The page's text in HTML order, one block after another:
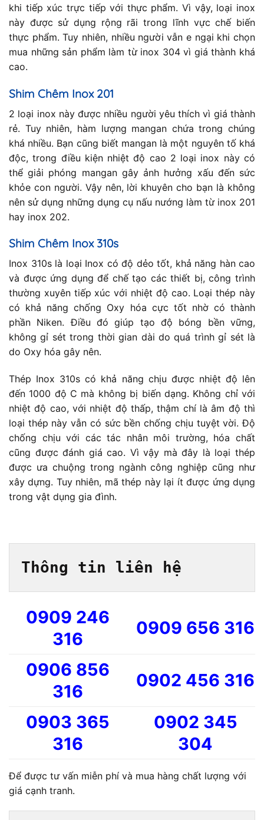
khi tiếp xúc trực tiếp với thực phẩm. Vì vậy, loại inox
này được sử dụng rộng rãi trong lĩnh vực chế biến
thực phẩm. Tuy nhiên, nhiều người vẫn e ngại khi chọn
mua những sản phẩm làm từ inox 304 vì giá thành khá
cao.
Shim Chêm Inox 201
2 loại inox này được nhiều người yêu thích vì giá thành
rẻ. Tuy nhiên, hàm lượng mangan chứa trong chúng
khá nhiều. Bạn cũng biết mangan là một nguyên tố khá
độc, trong điều kiện nhiệt độ cao 2 loại inox này có
thể giải phóng mangan gây ảnh hưởng xấu đến sức
khỏe con người. Vậy nên, lời khuyên cho bạn là không
nên sử dụng những dụng cụ nấu nướng làm từ inox 201
hay inox 202.
Shim Chêm Inox 310s
Inox 310s là loại Inox có độ dẻo tốt, khả năng hàn cao
và được ứng dụng để chế tạo các thiết bị, công trình
thường xuyên tiếp xúc với nhiệt độ cao. Loại thép này
có khả năng chống Oxy hóa cực tốt nhờ có thành
phần Niken. Điều đó giúp tạo độ bóng bền vững,
không gỉ sét trong thời gian dài do quá trình gỉ sét là
do Oxy hóa gây nên.
Thép Inox 310s có khả năng chịu được nhiệt độ lên
đến 1000 độ C mà không bị biến dạng. Không chỉ với
nhiệt độ cao, với nhiệt độ thấp, thậm chí là âm độ thì
loại thép này vẫn có sức bền chống chịu tuyệt vời. Độ
chống chịu với các tác nhân môi trường, hóa chất
cũng được đánh giá cao. Vì vậy mà đây là loại thép
được ưa chuộng trong ngành công nghiệp cũng như
xây dựng. Tuy nhiên, mã thép này lại ít được ứng dụng
trong vật dụng gia đình.
Thông tin liên hệ
0909 246
316
0909 656 316
0906 856
316
0902 456 316
0903 365
316
0902 345
304
Để được tư vấn miễn phí và mua hàng chất lượng với
giá cạnh tranh.